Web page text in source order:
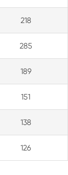
218
285
189
151
138
126